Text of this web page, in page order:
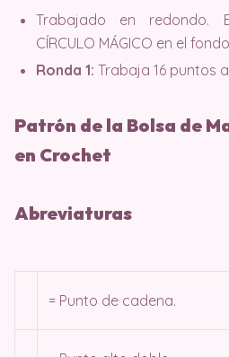
Trabajado en redondo.
CÍRCULO MÁGICO en el
Ronda 1: Trabaja 16 puntos
Patrón de la Bolsa de
en Crochet
Abreviaturas
= Punto de cadena.